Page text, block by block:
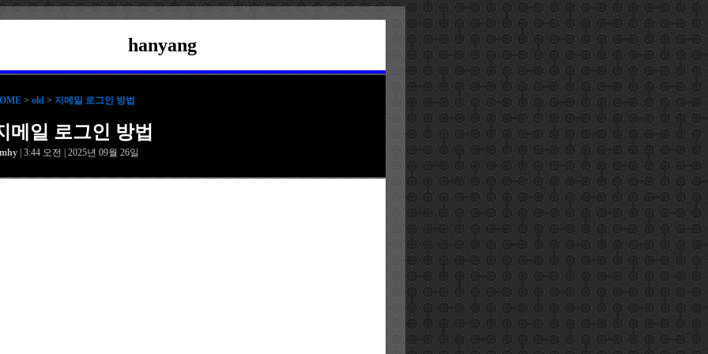
hanyang
> old > 지메일 로그인 방법
메일 로그인 방법
| 3:44 오전 | 2025년 09월 26일